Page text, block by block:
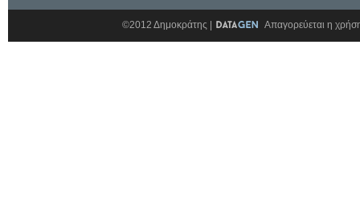
©2012 Δημοκράτης | Απαγορεύεται η